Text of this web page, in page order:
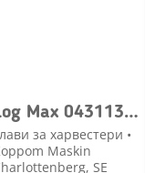
Log Max 043113 Kvistkniv 6000Twin Logmax
за харвестери •
Maskin
SE